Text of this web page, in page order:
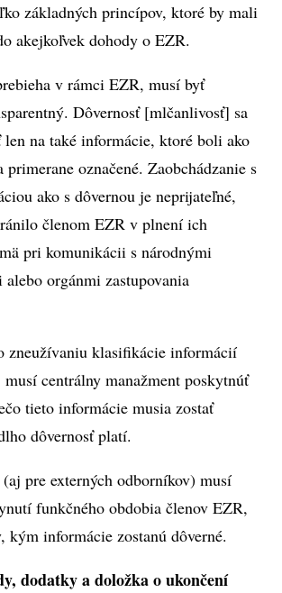
základných princípov, ktoré by mali
akejkoľvek dohody o EZR.
v rámci EZR, musí byť
Dôvernosť [mlčanlivosť] sa
len na také informácie, ktoré boli ako
primerane označené. Zaobchádzanie s
ako s dôvernou je neprijateľné,
členom EZR v plnení ich
pri komunikácii s národnými
alebo orgánmi zastupovania
zneužívaniu klasifikácie informácií
musí centrálny manažment poskytnúť
tieto informácie musia zostať
dôvernosť platí.
pre externých odborníkov) musí
funkčného obdobia členov EZR,
kým informácie zostanú dôverné.
dodatky a doložka o ukončení